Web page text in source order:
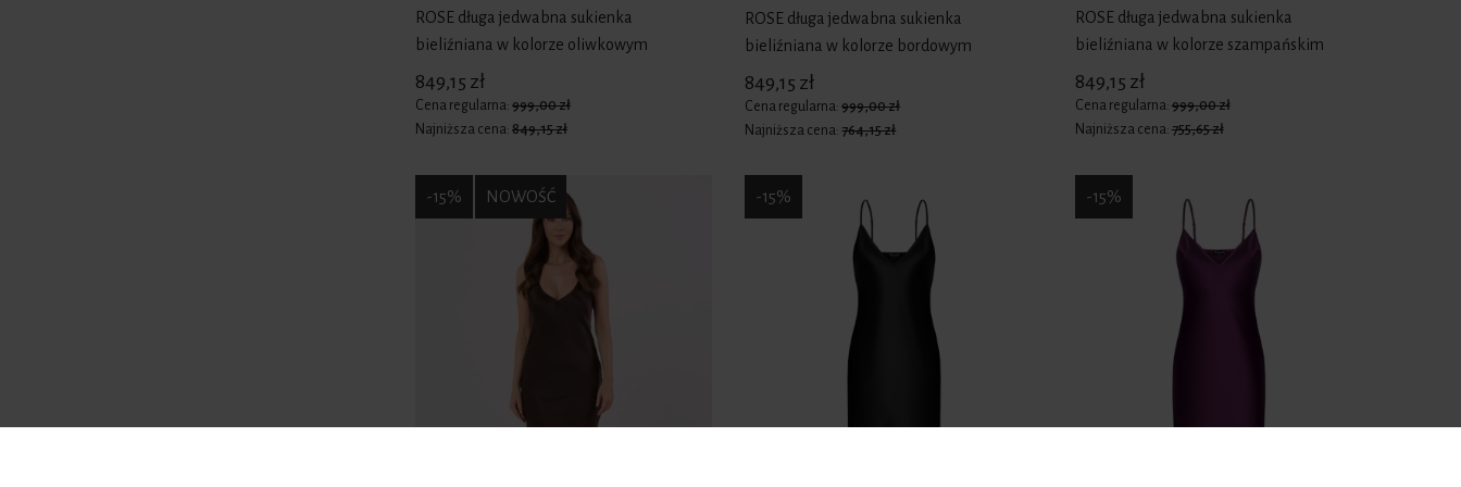
ROSE długa jedwabna sukienka
bieliźniana w kolorze oliwkowym
849,15 zł
Cena regularna: 999,00 zł
Najniższa cena: 849,15 zł
ROSE długa jedwabna sukienka
bieliźniana w kolorze bordowym
849,15 zł
Cena regularna:999,00 zł
Najniższa cena:764,15 zł
ROSE długa jedwabna sukienka
bieliźniana w kolorze szampańskim
849,15 zł
Cena regularna: 999,00 zł
Najniższa cena: 755,65 zł
-15% NOWOŚĆ -15% -15%